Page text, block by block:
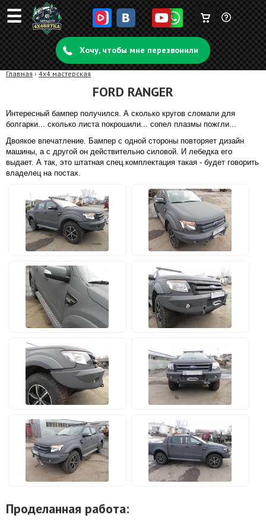
☰ Задать
вопрос
Корзина
пуста
Хочу, чтобы мне перезвонили
Главная › 4x4 мастерская
FORD RANGER
Интересный бампер получился. А сколько кругов сломали для
болгарки... сколько листа покрошили... сопел плазмы пожгли...
Двоякое впечатление. Бампер с одной стороны повторяет дизайн
машины, а с другой он действительно силовой. И лебедка его
выдает. А так, это штатная спец.комплектация такая - будет говорить
владелец на постах.
Проделанная работа: